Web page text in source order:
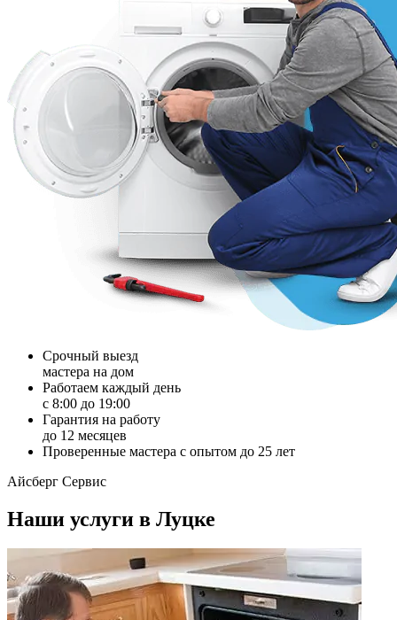
Срочный выезд
мастера на дом
Работаем каждый день
с 8:00 до 19:00
Гарантия на работу
до 12 месяцев
Проверенные мастера с опытом до 25 лет
Айсберг Сервис
Наши услуги в Луцке